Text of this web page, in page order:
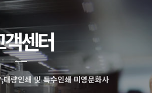
센터
대량인쇄 및 특수인쇄 미영문화사